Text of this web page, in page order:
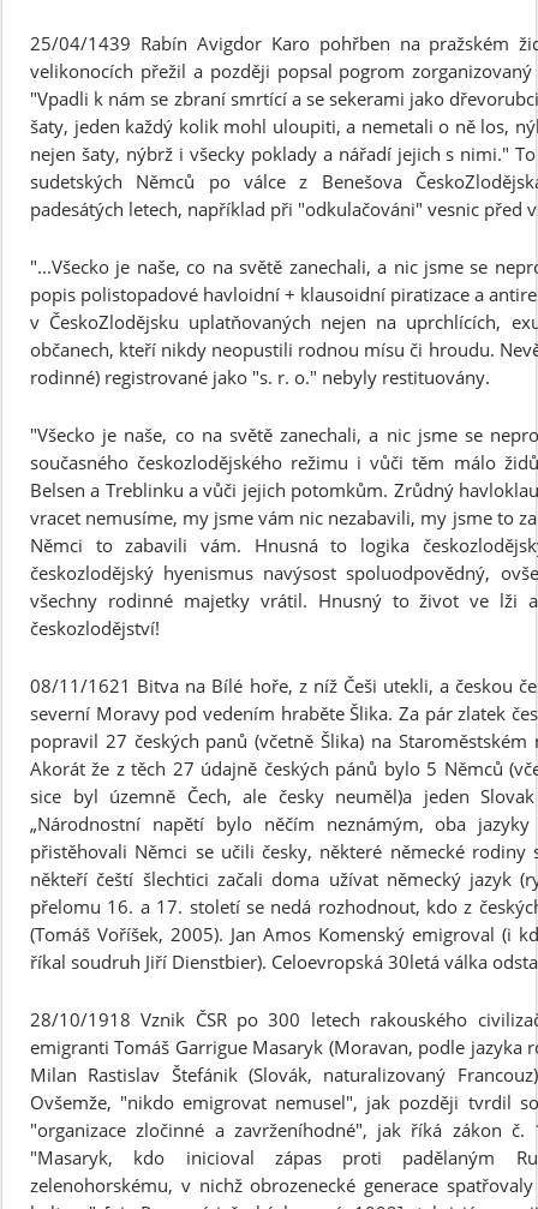
25/04/1439 Rabín Avigdor Karo pohřben na pražském
velikonocích přežil a později popsal pogrom
"Vpadli k nám se zbraní smrtící a se sekerami jako
šaty, jeden každý kolik mohl uloupiti, a nemetali o ně los,
nejen šaty, nýbrž i všecky poklady a nářadí jejich s nimi."
sudetských Němců po válce z Benešova
padesátých letech, například při "odkulačováni" vesnic před
"...Všecko je naše, co na světě zanechali, a nic jsme se
popis polistopadové havloidní + klausoidní piratizace a
v ČeskoZlodějsku uplatňovaných nejen na uprchlících,
občanech, kteří nikdy neopustili rodnou mísu či hroudu.
rodinné) registrované jako "s. r. o." nebyly restituovány.
"Všecko je naše, co na světě zanechali, a nic jsme se
současného českozlodějského režimu i vůči těm málo
Belsen a Treblinku a vůči jejich potomkům. Zrůdný
vracet nemusíme, my jsme vám nic nezabavili, my jsme to
Němci to zabavili vám. Hnusná to logika
českozlodějský hyenismus navýsost spoluodpovědný,
všechny rodinné majetky vrátil. Hnusný to život ve lži
českozlodějství!
08/11/1621 Bitva na Bílé hoře, z níž Češi utekli, a českou
severní Moravy pod vedením hraběte Šlika. Za pár zlatek
popravil 27 českých panů (včetně Šlika) na
Akorát že z těch 27 údajně českých pánů bylo 5 Němců
sice byl územně Čech, ale česky neuměl)a jeden Slovak
„Národnostní napětí bylo něčím neznámým, oba
přistěhovali Němci se učili česky, některé německé rodiny
někteří čeští šlechtici začali doma užívat německý jazyk
přelomu 16. a 17. století se nedá rozhodnout, kdo z
(Tomáš Voříšek, 2005). Jan Amos Komenský emigroval (i
říkal soudruh Jiří Dienstbier). Celoevropská 30letá válka
28/10/1918 Vznik ČSR po 300 letech rakouského
emigranti Tomáš Garrigue Masaryk (Moravan, podle jazyka
Milan Rastislav Štefánik (Slovák, naturalizovaný
Ovšemže, "nikdo emigrovat nemusel", jak později tvrdil
"organizace zločinné a zavrženíhodné", jak říká zákon
"Masaryk, kdo inicioval zápas proti padělaným
zelenohorskému, v nichž obrozenecké generace